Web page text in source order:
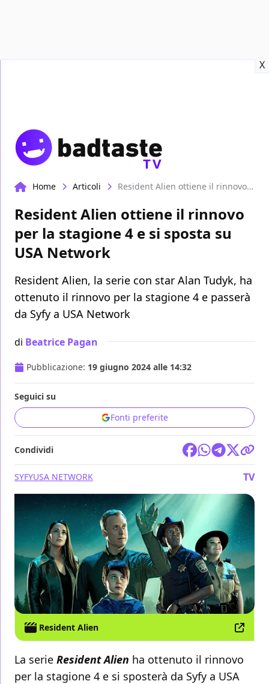
X
TV
Home Articoli Resident Alien ottiene il rinnovo per la stagione 4 e si sposta su USA Network
Resident Alien ottiene il rinnovo
per la stagione 4 e si sposta su
USA Network
Resident Alien, la serie con star Alan Tudyk, ha
ottenuto il rinnovo per la stagione 4 e passerà
da Syfy a USA Network
di Beatrice Pagan
Pubblicazione: 19 giugno 2024 alle 14:32
Seguici su
Fonti preferite
Condividi
SYFYUSA NETWORK TV
Resident Alien
La serie Resident Alien ha ottenuto il rinnovo
per la stagione 4 e si sposterà da Syfy a USA